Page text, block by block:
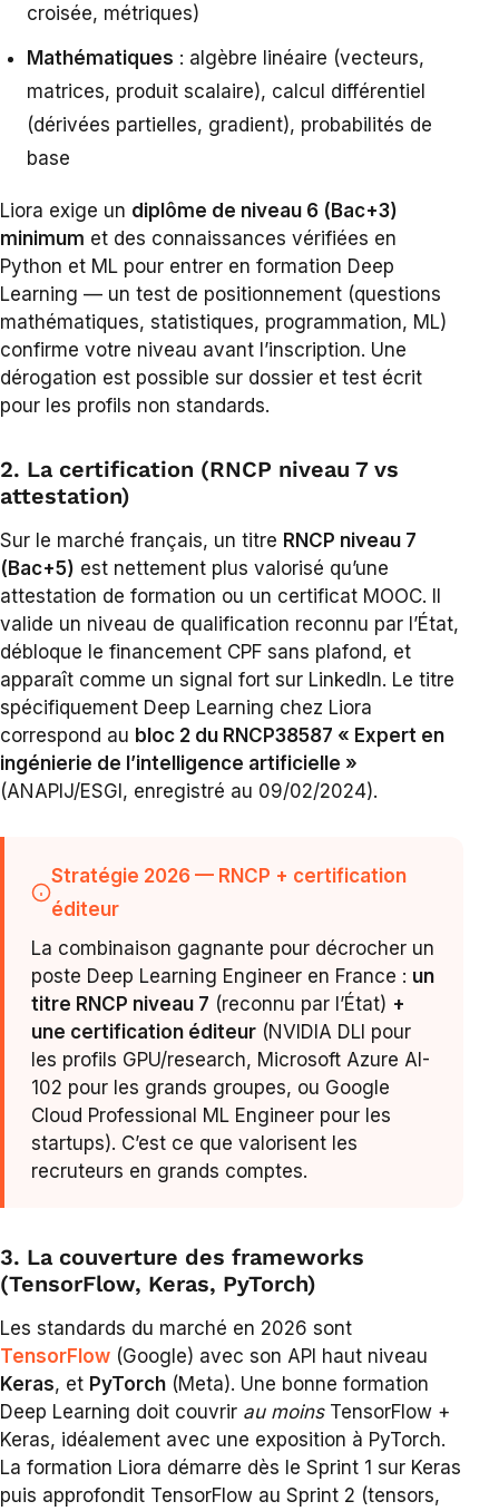
croisée, métriques)
Mathématiques : algèbre linéaire (vecteurs,
matrices, produit scalaire), calcul différentiel
(dérivées partielles, gradient), probabilités de
base
Liora exige un diplôme de niveau 6 (Bac+3)
minimum et des connaissances vérifiées en
Python et ML pour entrer en formation Deep
Learning — un test de positionnement (questions
mathématiques, statistiques, programmation, ML)
confirme votre niveau avant l’inscription. Une
dérogation est possible sur dossier et test écrit
pour les profils non standards.
2. La certification (RNCP niveau 7 vs
attestation)
Sur le marché français, un titre RNCP niveau 7
(Bac+5) est nettement plus valorisé qu’une
attestation de formation ou un certificat MOOC. Il
valide un niveau de qualification reconnu par l’État,
débloque le financement CPF sans plafond, et
apparaît comme un signal fort sur LinkedIn. Le titre
spécifiquement Deep Learning chez Liora
correspond au bloc 2 du RNCP38587 « Expert en
ingénierie de l’intelligence artificielle »
(ANAPIJ/ESGI, enregistré au 09/02/2024).
Stratégie 2026 — RNCP + certification
éditeur
La combinaison gagnante pour décrocher un
poste Deep Learning Engineer en France : un
titre RNCP niveau 7 (reconnu par l’État) +
une certification éditeur (NVIDIA DLI pour
les profils GPU/research, Microsoft Azure AI-
102 pour les grands groupes, ou Google
Cloud Professional ML Engineer pour les
startups). C’est ce que valorisent les
recruteurs en grands comptes.
3. La couverture des frameworks
(TensorFlow, Keras, PyTorch)
Les standards du marché en 2026 sont
TensorFlow (Google) avec son API haut niveau
Keras, et PyTorch (Meta). Une bonne formation
Deep Learning doit couvrir au moinsTensorFlow +
Keras, idéalement avec une exposition à PyTorch.
La formation Liora démarre dès le Sprint 1 sur Keras
puis approfondit TensorFlow au Sprint 2 (tensors,